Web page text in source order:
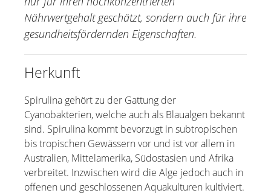
Edelweiss
Eukalyptus
Gartenkresse
Kamille
Lavendel
Malve
Mäusedorn
Melisse
Nachtkerzenöl
Physalis
Nährwertgehalt geschätzt, sondern auch für ihre
gesundheitsfördernden Eigenschaften.
Herkunft
Spirulina gehört zu der Gattung der
Cyanobakterien, welche auch als Blaualgen bekannt
sind. Spirulina kommt bevorzugt in subtropischen
bis tropischen Gewässern vor und ist vor allem in
Australien, Mittelamerika, Südostasien und Afrika
verbreitet. Inzwischen wird die Alge jedoch auch in
offenen und geschlossenen Aquakulturen kultiviert.